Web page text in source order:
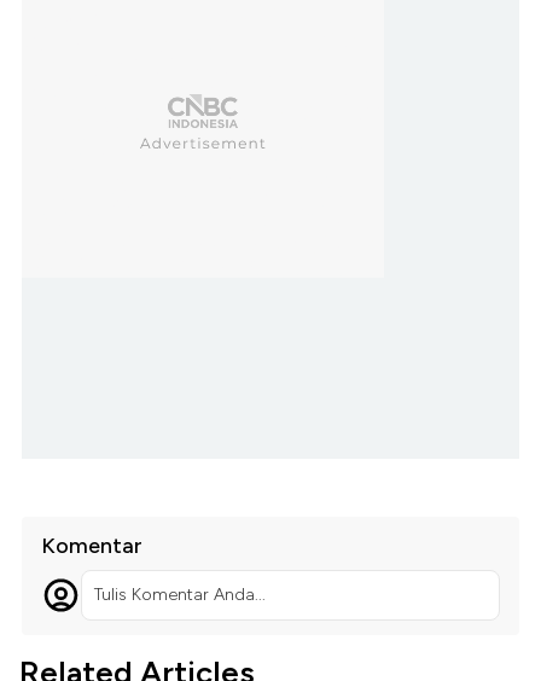
Komentar
Tulis Komentar Anda...
Related Articles